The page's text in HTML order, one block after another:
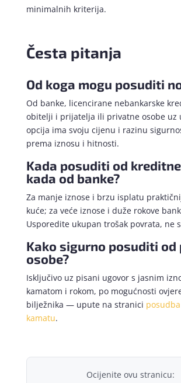
minimalnih kriterija.
Česta pitanja
Od koga mogu posuditi
Od banke, licencirane nebankarske
obitelji i prijatelja ili privatne osobe uz
opcija ima svoju cijenu i razinu
prema iznosu i hitnosti.
Kada posuditi od
kada od banke?
Za manje iznose i brzu isplatu
kuće; za veće iznose i duže rokove
Usporedite ukupan trošak povrata, ne
Kako sigurno posuditi
osobe?
Isključivo uz pisani ugovor s jasnim
kamatom i rokom, po mogućnosti
bilježnika — upute na stranici
kamatu.
Ocijenite ovu stranicu: